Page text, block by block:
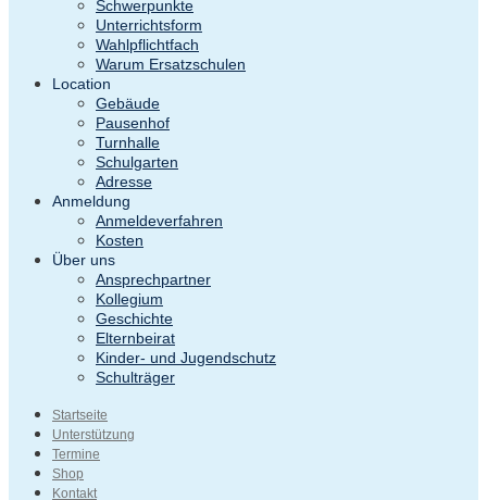
Schwerpunkte
Unterrichtsform
Wahlpflichtfach
Warum Ersatzschulen
Location
Gebäude
Pausenhof
Turnhalle
Schulgarten
Adresse
Anmeldung
Anmeldeverfahren
Kosten
Über uns
Ansprechpartner
Kollegium
Geschichte
Elternbeirat
Kinder- und Jugendschutz
Schulträger
Startseite
Unterstützung
Termine
Shop
Kontakt